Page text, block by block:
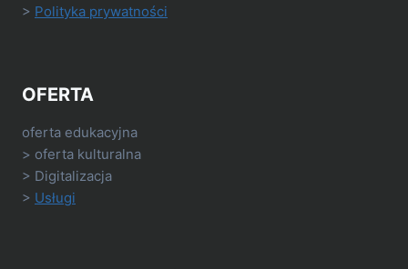
> Polityka prywatności
OFERTA
oferta edukacyjna
> oferta kulturalna
> Digitalizacja
> Usługi